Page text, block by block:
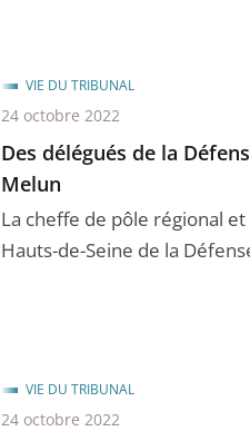
Des délégués de la
Melun
La cheffe de pôle régional
Hauts-de-Seine de la
VIE DU TRIBUNAL
24 octobre 2022
VIE DU TRIBUNAL
24 octobre 2022